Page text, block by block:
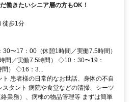
働きたいシニア層の方もOK！
徒歩1分
〜17：00（休憩1時間／実働7.5時間）
間／実働7.5時間） ◇10：30〜19：
間） ◇16：3...
患者様の日常的なお世話、身体の不自
タント 病院や食堂などの清掃、シーツ
業務）、病棟の物品管理等 まずは簡単